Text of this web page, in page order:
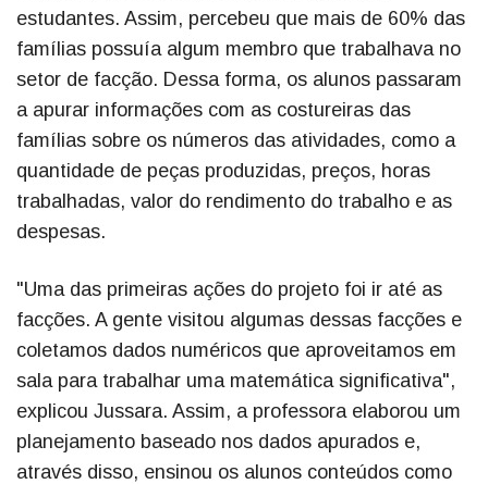
estudantes. Assim, percebeu que mais de 60% das
famílias possuía algum membro que trabalhava no
setor de facção. Dessa forma, os alunos passaram
a apurar informações com as costureiras das
famílias sobre os números das atividades, como a
quantidade de peças produzidas, preços, horas
trabalhadas, valor do rendimento do trabalho e as
despesas.
"Uma das primeiras ações do projeto foi ir até as
facções. A gente visitou algumas dessas facções e
coletamos dados numéricos que aproveitamos em
sala para trabalhar uma matemática significativa",
explicou Jussara. Assim, a professora elaborou um
planejamento baseado nos dados apurados e,
através disso, ensinou os alunos conteúdos como